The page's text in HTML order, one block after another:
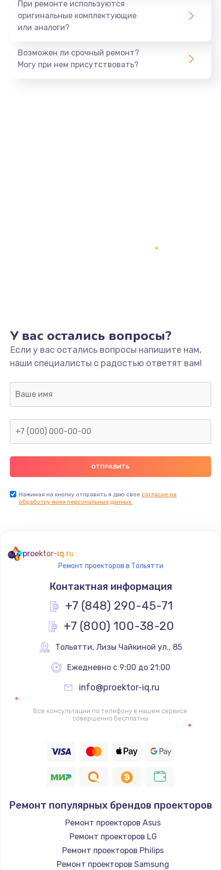
При ремонте используются
оригинальные комплектующие
или аналоги?
Возможен ли срочный ремонт?
Могу при нем присутствовать?
У вас остались вопросы?
Если у вас остались вопросы напишите нам,
наши специалисты с радостью ответят вам!
Нажимая на кнопку отправить я даю свое согласие на
обработку моих персональных данных.
proektor-iq.ru
Ремонт проекторов в Тольятти
Контактная информация
+7 (848) 290-45-71
+7 (800) 100-38-20
Тольятти, Лизы Чайкиной ул., 85
Ежедневно с 9:00 до 21:00
info@proektor-iq.ru
Все консультации по телефону в нашем сервисе
совершенно бесплатны
Ремонт популярных брендов проекторов
Ремонт проекторов Asus
Ремонт проекторов LG
Ремонт проекторов Philips
Ремонт проекторов Samsung